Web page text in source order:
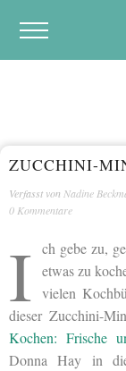
ZUCCHINI-
Verfasst von Nadine
0 Kommentare
I ch gebe zu,
etwas zu
vielen
dieser Zucchini-
Kochen: Frische
Donna Hay in